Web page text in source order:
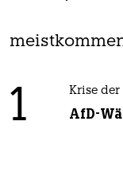
1 Krise der
AfD-